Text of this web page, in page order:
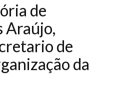
de
Araújo,
de
da